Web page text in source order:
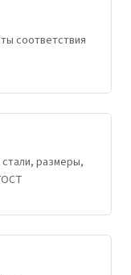
соответствия
размеры,